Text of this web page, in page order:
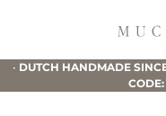
navigation
content
• DUTCH HANDMADE